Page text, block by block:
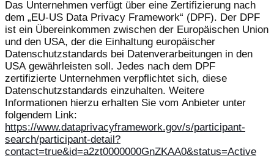
Das Unternehmen verfügt über eine Zertifizierung nach
dem „EU-US Data Privacy Framework“ (DPF). Der DPF
ist ein Übereinkommen zwischen der Europäischen Union
und den USA, der die Einhaltung europäischer
Datenschutzstandards bei Datenverarbeitungen in den
USA gewährleisten soll. Jedes nach dem DPF
zertifizierte Unternehmen verpflichtet sich, diese
Datenschutzstandards einzuhalten. Weitere
Informationen hierzu erhalten Sie vom Anbieter unter
folgendem Link:
https://www.dataprivacyframework.gov/s/participant-
search/participant-detail?
contact=true&id=a2zt0000000GnZKAA0&status=Active